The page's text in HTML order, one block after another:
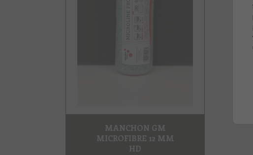
MANCHON GM
MICROFIBRE 12 MM
HD